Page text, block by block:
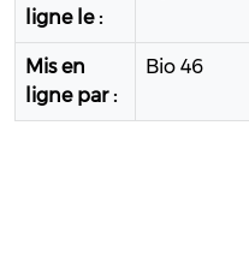
ligne le :
Mis en
ligne par :
Bio 46